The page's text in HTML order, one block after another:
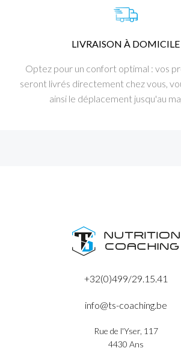
LIVRAISON À DOMICILE
Optez pour un confort optimal : vos
seront livrés directement chez vous,
ainsi le déplacement jusqu'au
+32(0)499/29.15.41
info@ts-coaching.be
Rue de l'Yser, 117
4430 Ans